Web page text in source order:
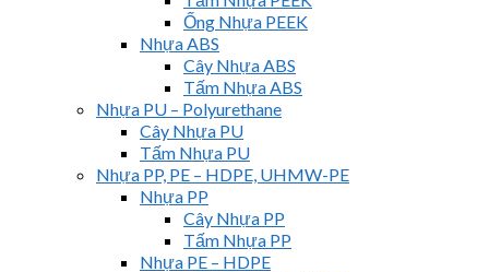
Ống Nhựa PEEK
Nhựa ABS
Cây Nhựa ABS
Tấm Nhựa ABS
Nhựa PU – Polyurethane
Cây Nhựa PU
Tấm Nhựa PU
Nhựa PP, PE – HDPE, UHMW-PE
Nhựa PP
Cây Nhựa PP
Tấm Nhựa PP
Nhựa PE – HDPE